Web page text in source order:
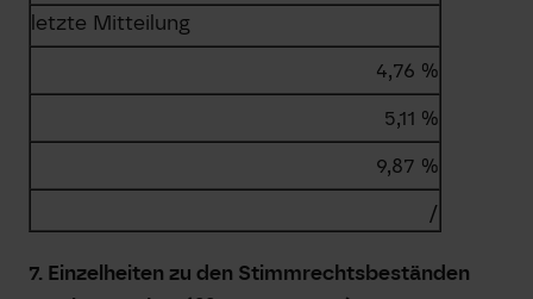
letzte Mitteilung
4,76 %
5,11 %
9,87 %
/
7. Einzelheiten zu den Stimmrechtsbeständen